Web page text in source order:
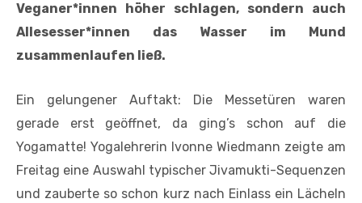
Veganer*innen höher schlagen, sondern auch
Allesesser*innen das Wasser im Mund
zusammenlaufen ließ.
Ein gelungener Auftakt: Die Messetüren waren
gerade erst geöffnet, da ging’s schon auf die
Yogamatte! Yogalehrerin Ivonne Wiedmann zeigte am
Freitag eine Auswahl typischer Jivamukti-Sequenzen
und zauberte so schon kurz nach Einlass ein Lächeln